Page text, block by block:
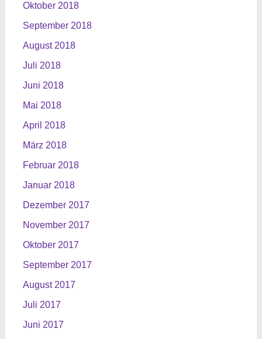
Oktober 2018
September 2018
August 2018
Juli 2018
Juni 2018
Mai 2018
April 2018
März 2018
Februar 2018
Januar 2018
Dezember 2017
November 2017
Oktober 2017
September 2017
August 2017
Juli 2017
Juni 2017